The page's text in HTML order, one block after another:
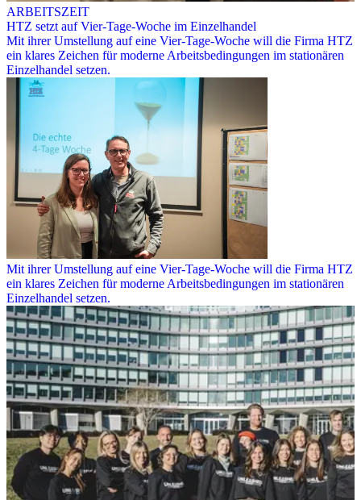
ARBEITSZEIT
HTZ setzt auf Vier-Tage-Woche im Einzelhandel
Mit ihrer Umstellung auf eine Vier-Tage-Woche will die Firma HTZ
ein klares Zeichen für moderne Arbeitsbedingungen im stationären
Einzelhandel setzen.
Mit ihrer Umstellung auf eine Vier-Tage-Woche will die Firma HTZ
ein klares Zeichen für moderne Arbeitsbedingungen im stationären
Einzelhandel setzen.